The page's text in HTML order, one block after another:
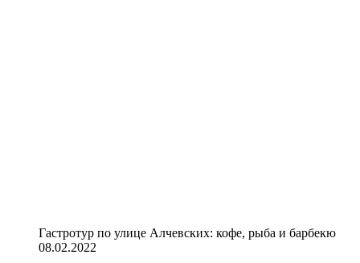
Гастротур по улице Алчевских: кофе, рыба и барбекю
08.02.2022